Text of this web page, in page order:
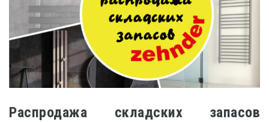
Распродажа складских запасов